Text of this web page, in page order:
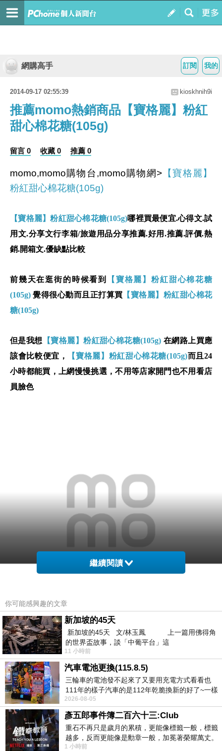
我的
訂閱
網購高手
2014-09-17 02:55:39 kioskhnih9i
推薦momo熱銷商品【寶格麗】粉紅
甜心棉花糖(105g)
留言 0 收藏 0 推薦 0
momo,momo購物台,momo購物網>【寶格麗】
粉紅甜心棉花糖(105g)
【寶格麗】粉紅甜心棉花糖(105g)哪裡買最便宜.心得文.試
用文.分享文行李箱/旅遊用品分享推薦.好用.推薦.評價.熱
銷.開箱文.優缺點比較
前幾天在逛街的時候看到
【寶格麗】粉紅甜心棉花糖
(105g) 覺得很心動而且正打算買 【寶格麗】粉紅甜心棉花
糖(105g)
但是我想 【寶格麗】粉紅甜心棉花糖(105g) 在網路上買應
該會比較便宜，
【寶格麗】粉紅甜心棉花糖(105g)而且24
小時都能買，上網慢慢挑選，不用等店家開門也不用看店
員臉色
商品網址:
http://www.momoshop.com.tw/goods/GoodsDet
ail.jsp?
i_code=1781926&memid=6000000188&cid=a
puad&oid=1&osm=league
商品訊息功能:
繼續閱讀
你可能感興趣的文章
新加坡的45天
新加坡的45天 文/林玉鳳 上一篇用佛得角
的世界盃故事，談「中葡平台」這
11 小時前
汽車電池更換(115.8.5)
三輪車的電池發不起來了又要用充電方式看看也
111年的樣子汽車的是112年乾脆換新的好了~一樣
在阿炮電池買的漲了一百多塊吧
2026-08-05
彥五郎事件簿二百六十三:Club
重石不再只是歲月的累積，更能像標籤一般，標籤
越多，反而更能像是勳章一般，加冕著榮耀萬丈。
習慣一如縱容，成了再難輕輕放下的罪證
1 小時前